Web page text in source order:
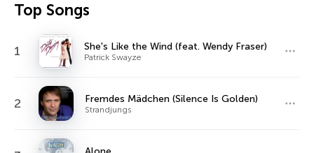
Top Songs
1 She's Like the Wind (feat. Wendy Fraser)
Patrick Swayze
2 Fremdes Mädchen (Silence Is Golden)
Strandjungs